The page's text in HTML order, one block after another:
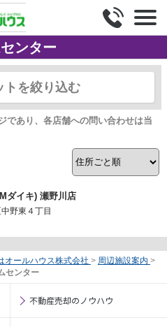
ンター
トを絞り込む
であり、各店舗への問い合わせは当
ダイキ) 瀬野川店
野東４丁目
オールハウス株式会社 > 周辺施設案内 >
センター
不動産売却のノウハウ